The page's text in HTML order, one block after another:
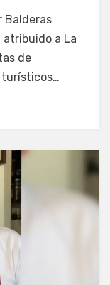
Balderas
a La
de
turísticos…